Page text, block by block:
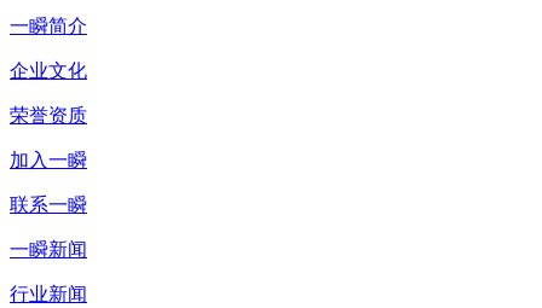
一瞬简介
企业文化
荣誉资质
加入一瞬
联系一瞬
一瞬新闻
行业新闻